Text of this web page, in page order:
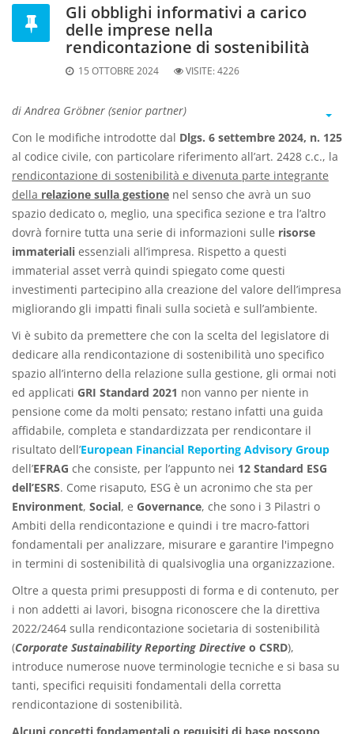
Gli obblighi informativi a carico
delle imprese nella
rendicontazione di sostenibilità
15 OTTOBRE 2024 VISITE:4226
di Andrea Gröbner (senior partner)
Con le modifiche introdotte dal Dlgs. 6 settembre 2024, n. 125
al codice civile, con particolare riferimento all’art. 2428 c.c., la
rendicontazione di sostenibilità e divenuta parte integrante
della relazione sulla gestione nel senso che avrà un suo
spazio dedicato o, meglio, una specifica sezione e tra l’altro
dovrà fornire tutta una serie di informazioni sulle risorse
immateriali essenziali all’impresa. Rispetto a questi
immaterial asset verrà quindi spiegato come questi
investimenti partecipino alla creazione del valore dell’impresa
migliorando gli impatti finali sulla società e sull’ambiente.
Vi è subito da premettere che con la scelta del legislatore di
dedicare alla rendicontazione di sostenibilità uno specifico
spazio all’interno della relazione sulla gestione, gli ormai noti
ed applicati GRI Standard 2021 non vanno per niente in
pensione come da molti pensato; restano infatti una guida
affidabile, completa e standardizzata per rendicontare il
risultato dell’European Financial Reporting Advisory Group
dell’EFRAG che consiste, per l’appunto nei 12 Standard ESG
dell’ESRS. Come risaputo, ESG è un acronimo che sta per
Environment, Social, e Governance, che sono i 3 Pilastri o
Ambiti della rendicontazione e quindi i tre macro-fattori
fondamentali per analizzare, misurare e garantire l'impegno
in termini di sostenibilità di qualsivoglia una organizzazione.
Oltre a questa primi presupposti di forma e di contenuto, per
i non addetti ai lavori, bisogna riconoscere che la direttiva
2022/2464 sulla rendicontazione societaria di sostenibilità
(Corporate Sustainability Reporting Directive o CSRD),
introduce numerose nuove terminologie tecniche e si basa su
tanti, specifici requisiti fondamentali della corretta
rendicontazione di sostenibilità.